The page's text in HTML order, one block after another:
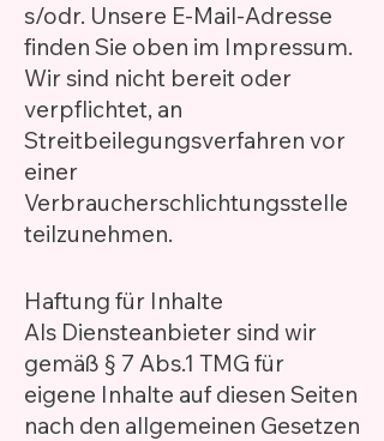
s/odr. Unsere E-Mail-Adresse
finden Sie oben im Impressum.
Wir sind nicht bereit oder
verpflichtet, an
Streitbeilegungsverfahren vor
einer
Verbraucherschlichtungsstelle
teilzunehmen.
Haftung für Inhalte
Als Diensteanbieter sind wir
gemäß § 7 Abs.1 TMG für
eigene Inhalte auf diesen Seiten
nach den allgemeinen Gesetzen